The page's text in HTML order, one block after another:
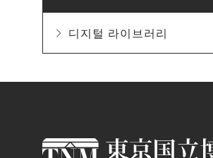
디지털 라이브러리